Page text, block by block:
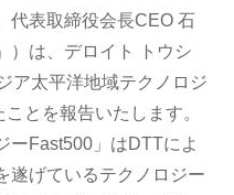
代表取締役会長CEO 石
）は、デロイト トウシ
ア太平洋地域テクノロジ
とを報告いたします。
ーFast500」はDTTによ
遂げているテクノロジー